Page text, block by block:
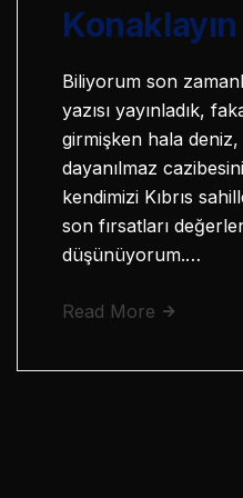
Konaklayın
Biliyorum son
yazısı yayınladık,
girmişken hala
dayanılmaz
kendimizi Kıbrıs
son fırsatları
düşünüyorum.…
Read More